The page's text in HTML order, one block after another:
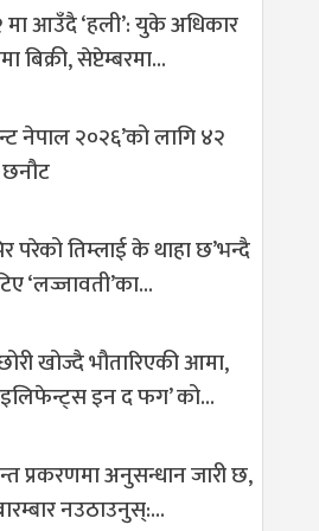
आउँदै ‘हली’: युके अधिकार
बिक्री, सेप्टेम्बरमा…
नेपाल २०२६’को लागि ४२
छनौट
परेको तिम्लाई के थाहा छ’भन्दै
‘लज्जावती’का…
खोज्दै भौतारिएकी आमा,
इन द फग’ को…
प्रकरणमा अनुसन्धान जारी छ,
नउठाउनुस्:…